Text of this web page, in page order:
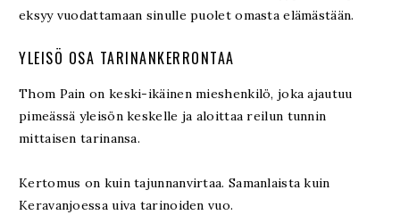
eksyy vuodattamaan sinulle puolet omasta elämästään.
YLEISÖ OSA TARINANKERRONTAA
Thom Pain on keski-ikäinen mieshenkilö, joka ajautuu
pimeässä yleisön keskelle ja aloittaa reilun tunnin
mittaisen tarinansa.
Kertomus on kuin tajunnanvirtaa. Samanlaista kuin
Keravanjoessa uiva tarinoiden vuo.